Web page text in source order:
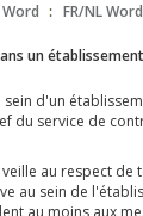
Word FR/NL Word